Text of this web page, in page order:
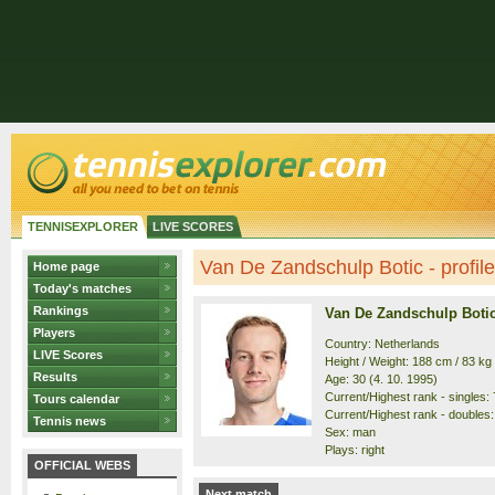
TENNISEXPLORER LIVE SCORES
Home page
Today's matches
Rankings
Players
LIVE Scores
Results
Tours calendar
Tennis news
OFFICIAL WEBS
Van De Zandschulp Botic - profile
Van De Zandschulp
Country: Netherlands
Height / Weight: 188 cm / 83 kg
Age: 30 (4. 10. 1995)
Current/Highest rank - singles:
Current/Highest rank -
Sex: man
Plays: right